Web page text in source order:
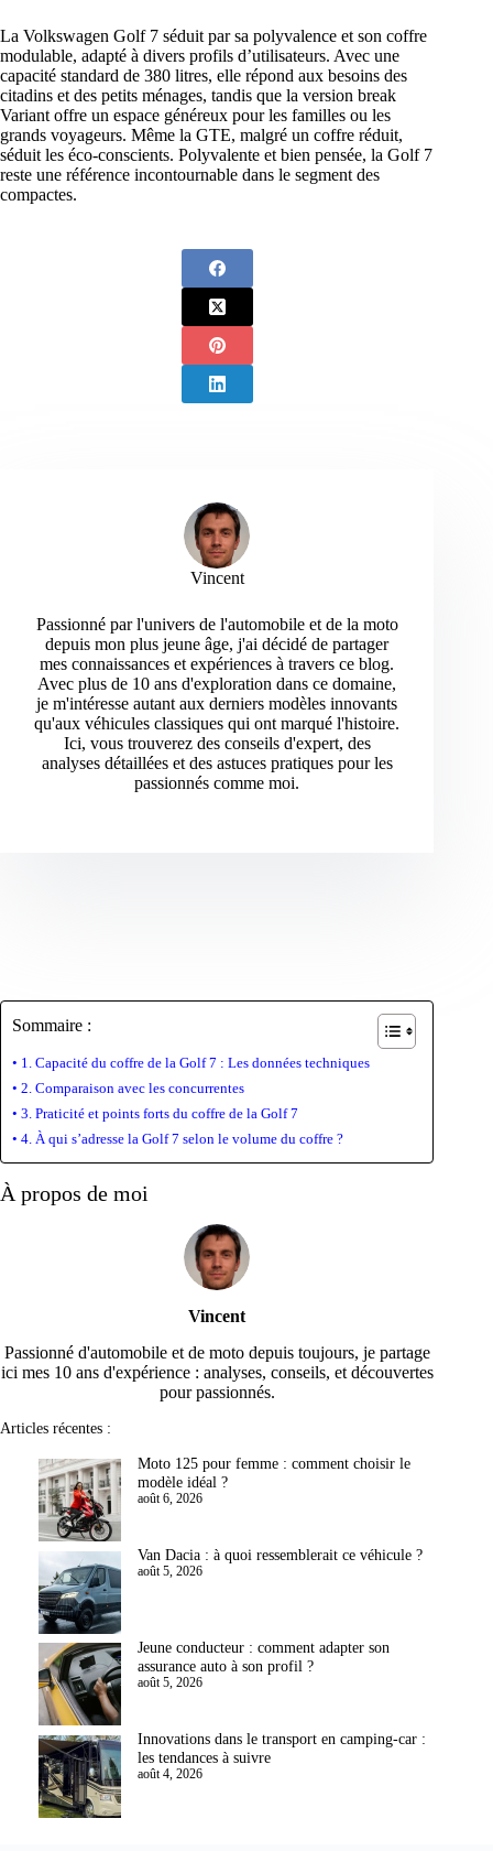
La Volkswagen Golf 7 séduit par sa polyvalence et son coffre
modulable, adapté à divers profils d’utilisateurs. Avec une
capacité standard de 380 litres, elle répond aux besoins des
citadins et des petits ménages, tandis que la version break
Variant offre un espace généreux pour les familles ou les
grands voyageurs. Même la GTE, malgré un coffre réduit,
séduit les éco-conscients. Polyvalente et bien pensée, la Golf 7
reste une référence incontournable dans le segment des
compactes.
Vincent
Passionné par l'univers de l'automobile et de la moto
depuis mon plus jeune âge, j'ai décidé de partager
mes connaissances et expériences à travers ce blog.
Avec plus de 10 ans d'exploration dans ce domaine,
je m'intéresse autant aux derniers modèles innovants
qu'aux véhicules classiques qui ont marqué l'histoire.
Ici, vous trouverez des conseils d'expert, des
analyses détaillées et des astuces pratiques pour les
passionnés comme moi.
Sommaire :
1. Capacité du coffre de la Golf 7 : Les données techniques
2. Comparaison avec les concurrentes
3. Praticité et points forts du coffre de la Golf 7
4. À qui s’adresse la Golf 7 selon le volume du coffre ?
À propos de moi
Vincent
Passionné d'automobile et de moto depuis toujours, je partage
ici mes 10 ans d'expérience : analyses, conseils, et découvertes
pour passionnés.
Articles récentes :
Moto 125 pour femme : comment choisir le
modèle idéal ?
août 6, 2026
Van Dacia : à quoi ressemblerait ce véhicule ?
août 5, 2026
Jeune conducteur : comment adapter son
assurance auto à son profil ?
août 5, 2026
Innovations dans le transport en camping-car :
les tendances à suivre
août 4, 2026